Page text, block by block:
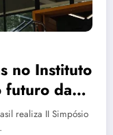
no Instituto
futuro da
realiza II Simpósio